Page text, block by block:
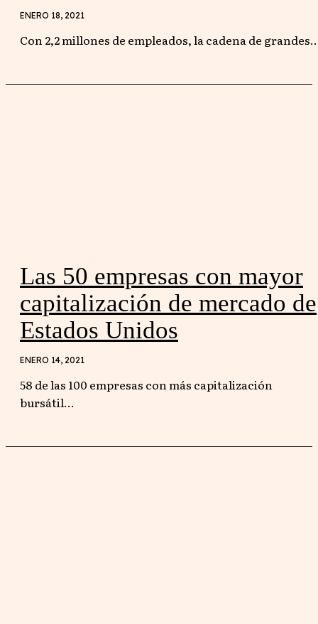
ENERO 18, 2021
Con 2,2 millones de empleados, la cadena de
Las 50 empresas con mayor
capitalización de mercado de
Estados Unidos
ENERO 14, 2021
58 de las 100 empresas con más capitalización
bursátil...